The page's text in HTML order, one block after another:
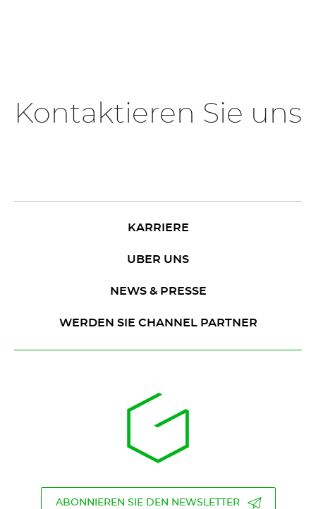
Kontaktieren Sie uns
KARRIERE
UBER UNS
NEWS & PRESSE
WERDEN SIE CHANNEL PARTNER
ABONNIEREN SIE DEN NEWSLETTER